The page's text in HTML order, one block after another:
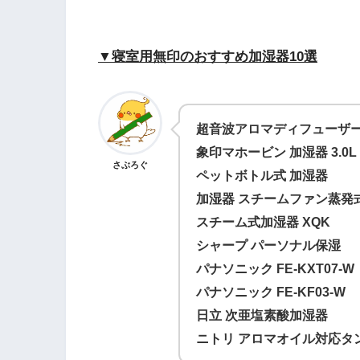
▼寝室用無印のおすすめ加湿器10選
さぶろぐ
超音波アロマディフューザ
象印マホービン 加湿器 3.0L
ペットボトル式 加湿器
加湿器 スチームファン蒸発
スチーム式加湿器 XQK
シャープ パーソナル保湿
パナソニック FE-KXT07-W
パナソニック FE-KF03-W
日立 次亜塩素酸加湿器
ニトリ アロマオイル対応タ